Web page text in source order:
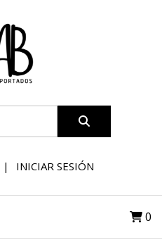
INICIAR SESIÓN
0